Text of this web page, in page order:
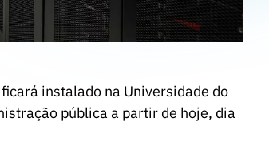
instalado na Universidade do
pública a partir de hoje, dia